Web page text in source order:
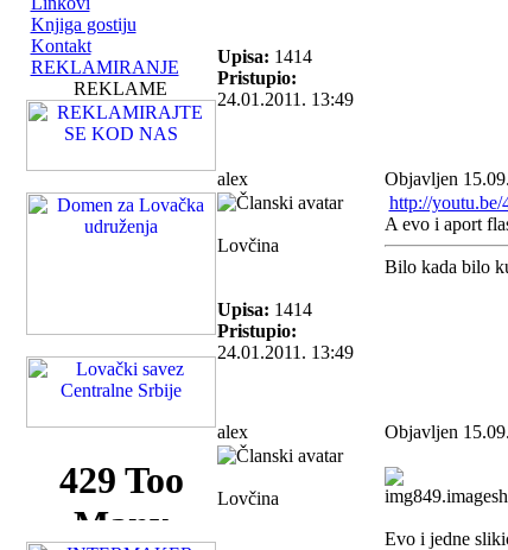
Knjiga gostiju
Kontakt
REKLAMIRANJE
REKLAME
Upisa: 1414
Pristupio:
24.01.2011. 13:49
alex Objavljen
Lovčina
Upisa: 1414
Pristupio:
24.01.2011. 13:49
http://youtu.be/
A evo i aport
Bilo kada bilo
alex Objavljen
Lovčina
Evo i jedne